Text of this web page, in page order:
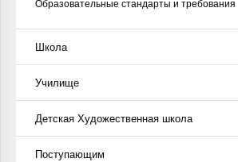
Образовательные стандарты и требования
Школа
Училище
Детская Художественная школа
Поступающим